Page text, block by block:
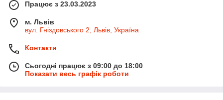
Працює з 23.03.2023
м. Львів
вул. Гніздовського 2, Львів, Україна
Контакти
Сьогодні працює з 09:00 до 18:00
Показати весь графік роботи